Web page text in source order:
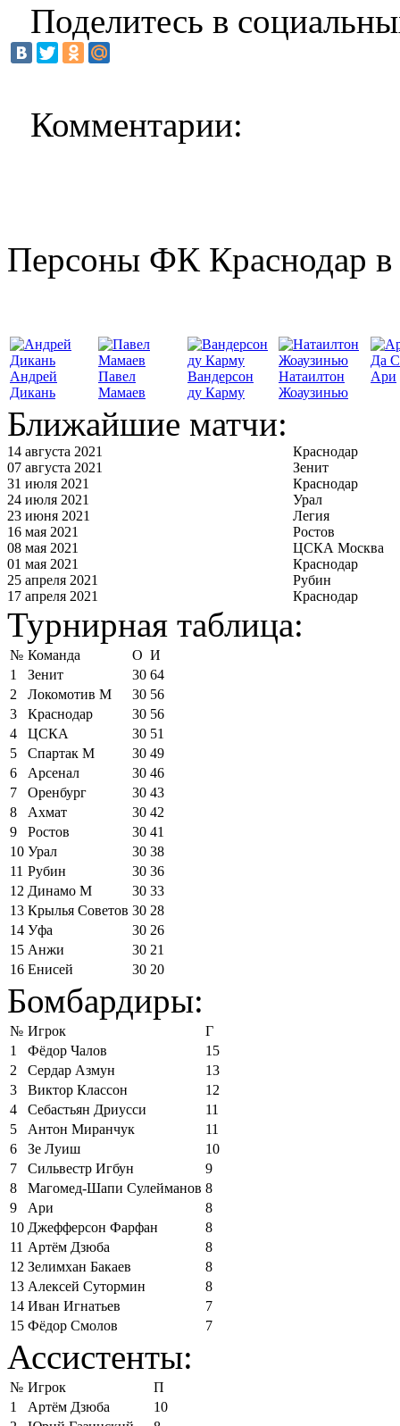
Поделитесь в
Комментарии:
Персоны ФК Краснодар в
Андрей
Дикань
Павел
Мамаев
Вандерсон
ду Карму
Натаилтон
Жоаузинью
Да
Ари
Ближайшие матчи:
14 августа 2021
Краснодар
07 августа 2021
Зенит
31 июля 2021
Краснодар
24 июля 2021
Урал
23 июня 2021
Легия
16 мая 2021
Ростов
08 мая 2021
ЦСКА Москва
01 мая 2021
Краснодар
25 апреля 2021
Рубин
17 апреля 2021
Краснодар
Турнирная таблица:
№ Команда О И
1
Зенит 30 64
2
Локомотив М 30 56
3
Краснодар 30 56
4
ЦСКА 30 51
5
Спартак М 30 49
6
Арсенал 30 46
7
Оренбург 30 43
8
Ахмат 30 42
9
Ростов 30 41
10 Урал 30 38
11 Рубин 30 36
12 Динамо М 30 33
13 Крылья Советов 30 28
14 Уфа 30 26
15 Анжи 30 21
16 Енисей 30 20
Бомбардиры:
№ Игрок
Г
1
Фёдор Чалов
15
2
Сердар Азмун
13
3
Виктор Классон
12
4
Себастьян Дриусси
11
5
Антон Миранчук
11
6
Зе Луиш
10
7
Сильвестр Игбун
9
8
Магомед-Шапи Сулейманов 8
9
Ари
8
10 Джефферсон Фарфан
8
11 Артём Дзюба
8
12 Зелимхан Бакаев
8
13 Алексей Сутормин
8
14 Иван Игнатьев
7
15 Фёдор Смолов 7
Ассистенты:
№ Игрок
П
1
Артём Дзюба
10